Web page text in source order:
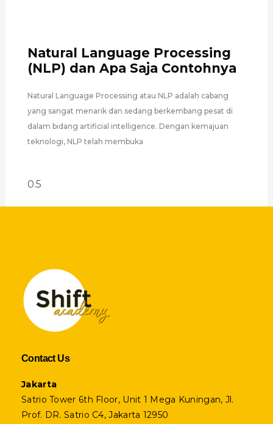
Natural Language Processing
(NLP) dan Apa Saja Contohnya
Natural Language Processing atau NLP adalah cabang
yang sangat menarik dan sedang berkembang pesat di
dalam bidang artificial intelligence. Dengan kemajuan
teknologi, NLP telah membuka
Contact Us
Jakarta
Satrio Tower 6th Floor, Unit 1 Mega Kuningan, Jl.
Prof. DR. Satrio C4, Jakarta 12950